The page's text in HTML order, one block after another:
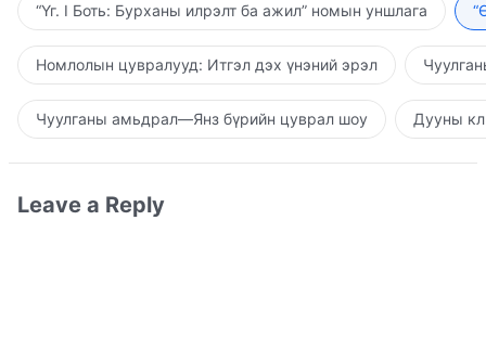
“Үг. I Боть: Бурханы илрэлт ба ажил” номын уншлага
Номлолын цувралууд: Итгэл дэх үнэний эрэл
Чуулганы амьдрал—Янз бүрийн цуврал шоу Дууны
Leave a Reply